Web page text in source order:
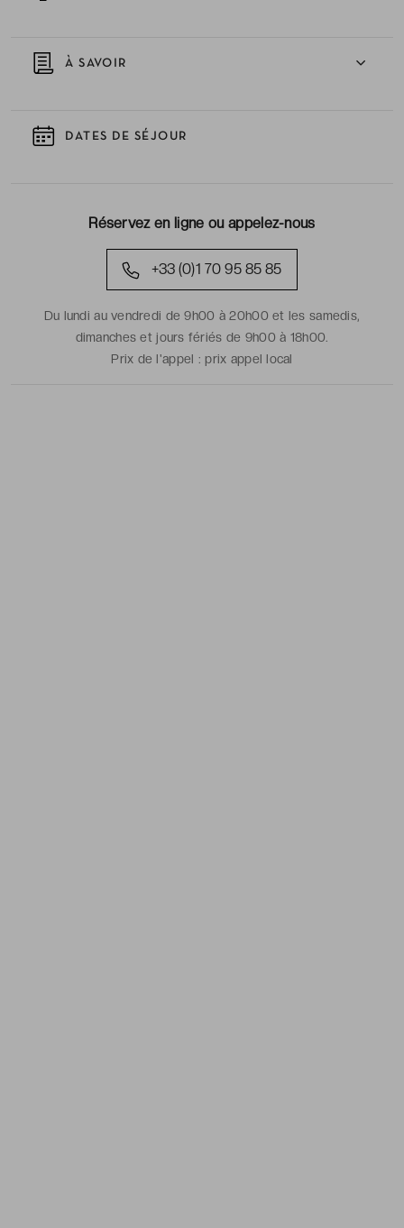
À SAVOIR
DATES DE SÉJOUR
Réservez en ligne ou appelez-nous
+33 (0)1 70 95 85 85
Du lundi au vendredi de 9h00 à 20h00 et les samedis,
dimanches et jours fériés de 9h00 à 18h00.
Prix de l'appel :prix appel local